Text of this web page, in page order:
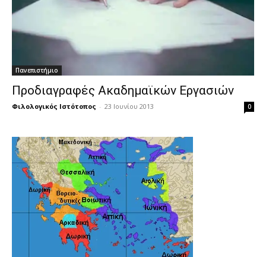
Πανεπιστήμιο
Προδιαγραφές Ακαδημαϊκών Εργασιών
Φιλολογικός Ιστότοπος - 23 Ιουνίου 2013 0